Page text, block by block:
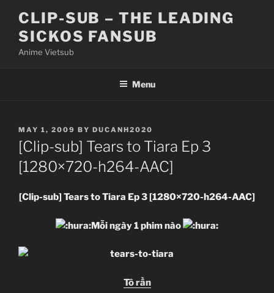
content
CLIP-SUB – THE LEADING
SICKOS FANSUB
Anime Vietsub
Menu
POSTED
ON
MAY 1, 2009 BY DUCANH2020
[Clip-sub] Tears to Tiara Ep 3
[1280×720-h264-AAC]
[Clip-sub] Tears to Tiara Ep 3 [1280×720-h264-AAC]
Mỗi ngày 1 phim nào
Tô rần